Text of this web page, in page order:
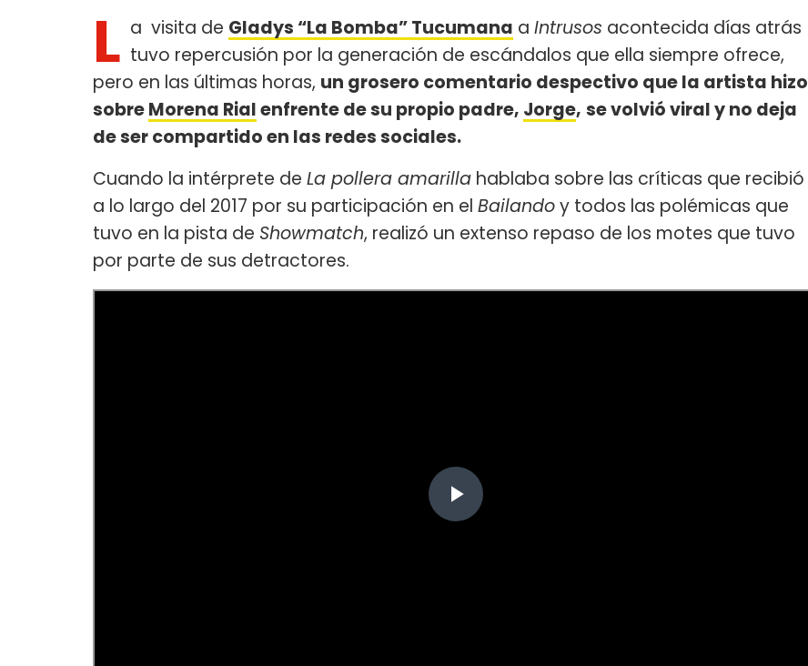
L a visita de Gladys “La Bomba” Tucumana a Intrusos acontecida días atrás
tuvo repercusión por la generación de escándalos que ella siempre ofrece,
pero en las últimas horas, un grosero comentario despectivo que la artista hizo
sobreMorena Rialenfrente de su propio padre, Jorge, se volvió viral y no deja
de ser compartido en las redes sociales.
Cuando la intérprete de La pollera amarilla hablaba sobre las críticas que recibió
a lo largo del 2017 por su participación en el Bailandoy todos las polémicas que
tuvo en la pista de Showmatch, realizó un extenso repaso de los motes que tuvo
por parte de sus detractores.